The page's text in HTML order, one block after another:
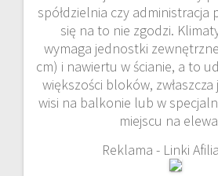
spółdzielnia czy administracja
się na to nie zgodzi.
wymaga jednostki
cm) i nawiertu w ścianie, a to
większości bloków,
wisi na balkonie lub w
miejscu na
Reklama - Linki